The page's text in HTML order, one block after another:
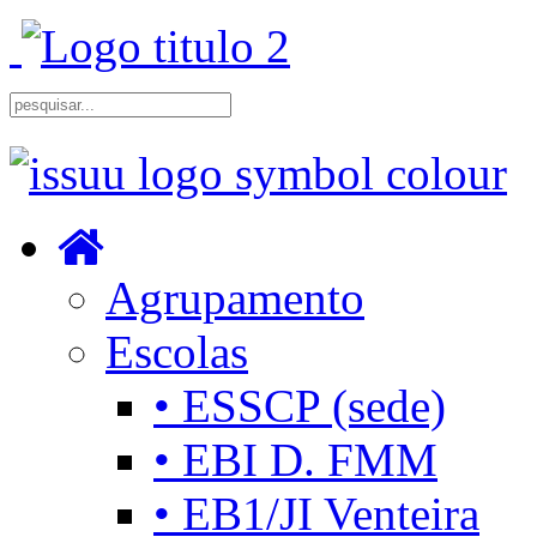
Agrupamento
Escolas
• ESSCP (sede)
• EBI D. FMM
• EB1/JI Venteira